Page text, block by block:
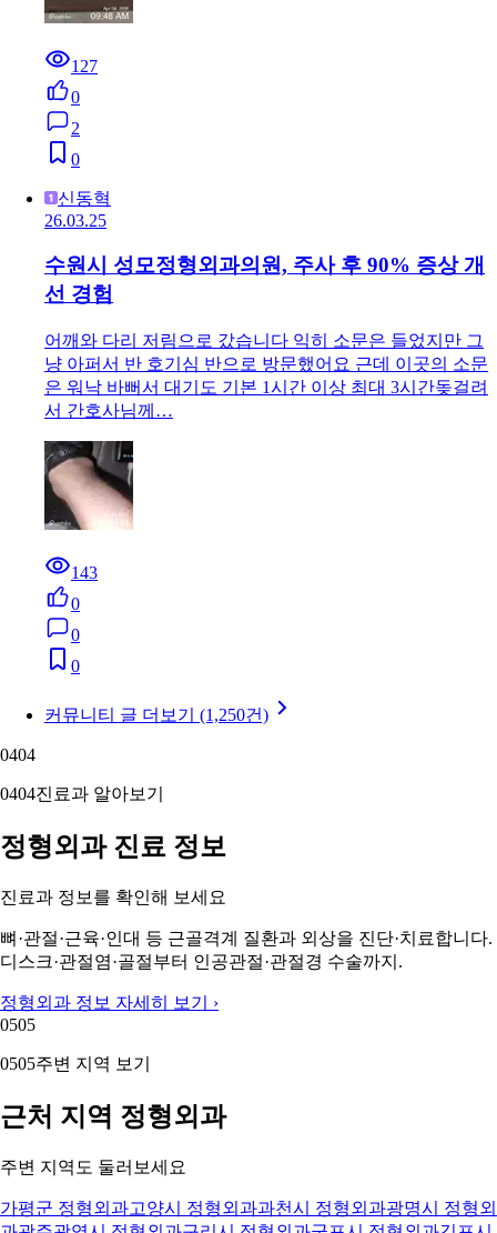
127
0
2
0
신동혁
26.03.25
수원시 성모정형외과의원, 주사 후 90% 증상 개
선 경험
어깨와 다리 저림으로 갔습니다 익히 소문은 들었지만 그
냥 아퍼서 반 호기심 반으로 방문했어요 근데 이곳의 소문
은 워낙 바뻐서 대기도 기본 1시간 이상 최대 3시간돚걸려
서 간호사님께…
143
0
0
0
커뮤니티 글 더보기 (1,250건)
0404
0404진료과 알아보기
정형외과 진료 정보
진료과 정보를 확인해 보세요
뼈·관절·근육·인대 등 근골격계 질환과 외상을 진단·치료합니다.
디스크·관절염·골절부터 인공관절·관절경 수술까지.
정형외과 정보 자세히 보기 ›
0505
0505주변 지역 보기
근처 지역 정형외과
주변 지역도 둘러보세요
가평군 정형외과고양시 정형외과과천시 정형외과광명시 정형외